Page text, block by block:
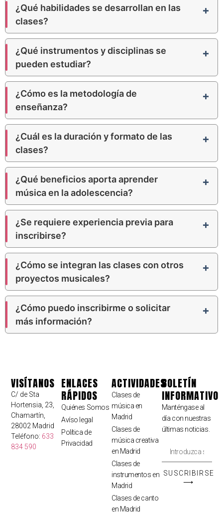
¿Qué habilidades se desarrollan en las
clases?
¿Qué instrumentos y disciplinas se
pueden estudiar?
¿Cómo es la metodología de
enseñanza?
¿Cuál es la duración y formato de las
clases?
¿Qué beneficios aporta aprender
música en la adolescencia?
¿Se requiere experiencia previa para
inscribirse?
¿Cómo se integran las clases con otros
proyectos musicales?
¿Cómo puedo inscribirme o solicitar
más información?
VISÍTANOS
C/ de Sta
Hortensia, 23,
Chamartín,
28002 Madrid
Teléfono: 633
834 590
ENLACES
RÁPIDOS
Quiénes Somos
Avíso legal
Política de
Privacidad
ACTIVIDADES
Clases de
música en
Madrid
Clases de
música creativa
en Madrid
Clases de
instrumentos en
Madrid
Clases de canto
en Madrid
BOLETÍN
INFORMATIVO
Manténgase al
día con nuestras
últimas noticias.
SUSCRIBIRSE
⟶